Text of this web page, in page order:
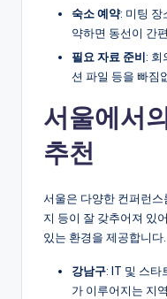
숙소 예약: 미팅 장
약하면 동선이 간
필요 자료 준비: 회
션 파일 등을 빠짐
서울에서
추천
서울은 다양한 컨퍼런
지 등이 잘 갖추어져 있
있는 환경을 제공합니다.
강남구: IT 및 스타
가 이루어지는 지